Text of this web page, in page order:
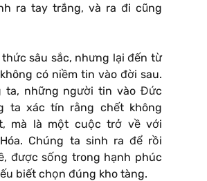
ra tay trắng, và ra đi cũng
sâu sắc, nhưng lại đến từ
có niềm tin vào đời sau.
ta, những người tin vào Đức
ta xác tín rằng chết không
mà là một cuộc trở về với
Chúng ta sinh ra để rồi
được sống trong hạnh phúc
biết chọn đúng kho tàng.